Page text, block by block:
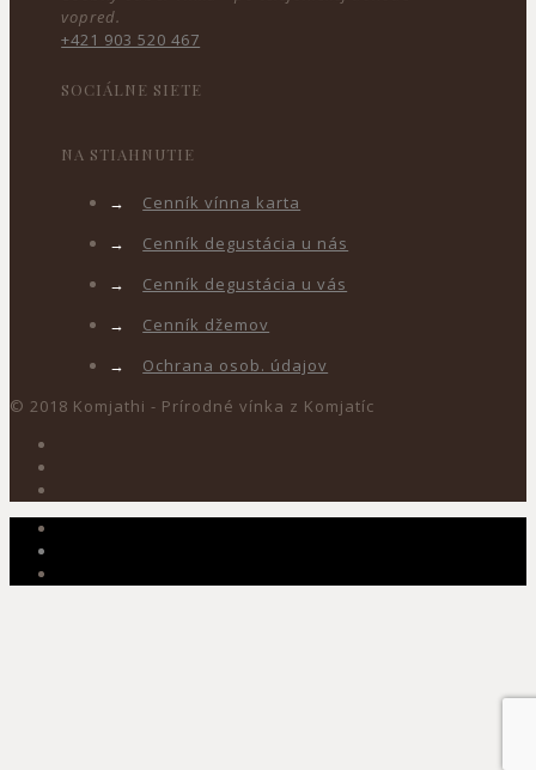
vopred.
+421 903 520 467
SOCIÁLNE SIETE
NA STIAHNUTIE
→
Cenník vínna karta
→
Cenník degustácia u nás
→
Cenník degustácia u vás
→
Cenník džemov
→
Ochrana osob. údajov
© 2018 Komjathi - Prírodné vínka z Komjatíc